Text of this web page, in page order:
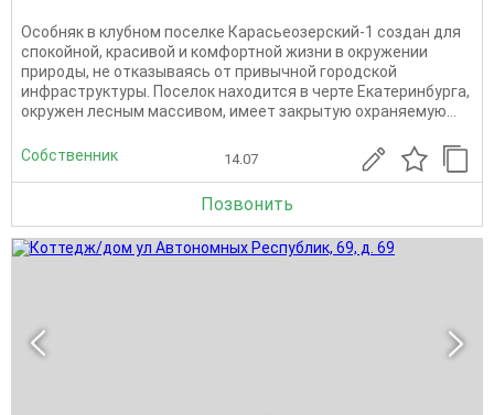
Особняк в клубном поселке Карасьеозерский-1 создан для
спокойной, красивой и комфортной жизни в окружении
природы, не отказываясь от привычной городской
инфраструктуры. Поселок находится в черте Екатеринбурга,
окружен лесным массивом, имеет закрытую охраняемую...
Собственник 14.07
Позвонить